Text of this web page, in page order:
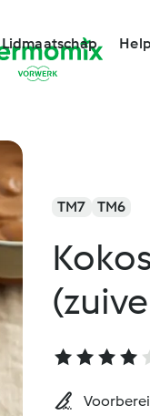
Lidmaatschap Help
TM7 TM6